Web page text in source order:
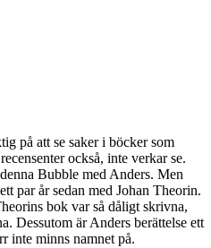
på att se saker i böcker som
också, inte verkar se.
Bubble med Anders. Men
par år sedan med Johan Theorin.
bok var så dåligt skrivna,
Dessutom är Anders berättelse ett
inte minns namnet på.